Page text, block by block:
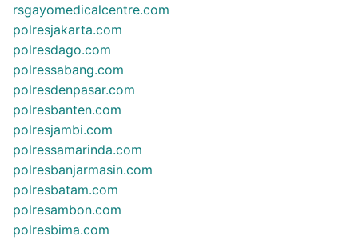
rsgayomedicalcentre.com
polresjakarta.com
polresdago.com
polressabang.com
polresdenpasar.com
polresbanten.com
polresjambi.com
polressamarinda.com
polresbanjarmasin.com
polresbatam.com
polresambon.com
polresbima.com